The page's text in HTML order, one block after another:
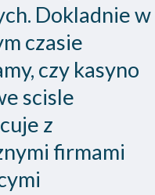
Dokladnie w
czasie
czy kasyno
scisle
z
firmami